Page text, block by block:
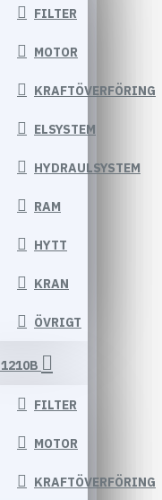
FILTER
MOTOR
KRAFTÖVERFÖRING
ELSYSTEM
HYDRAULSYSTEM
RAM
HYTT
KRAN
ÖVRIGT
1210B
FILTER
MOTOR
KRAFTÖVERFÖRING